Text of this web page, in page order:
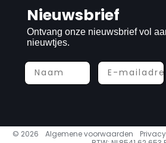
Nieuwsbrief
Ontvang onze nieuwsbrief vol
nieuwtjes.
© 2026 Algemene voorwaarden